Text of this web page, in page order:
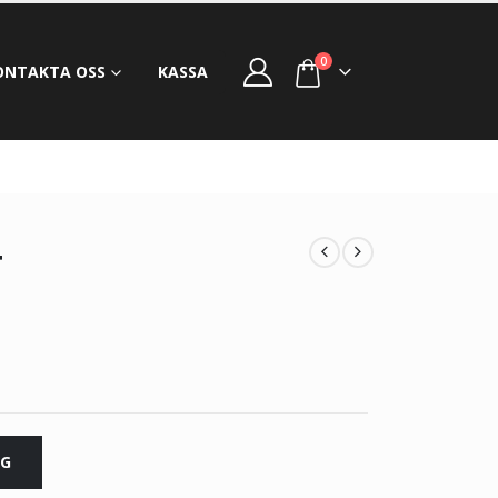
OSS KASSA 0